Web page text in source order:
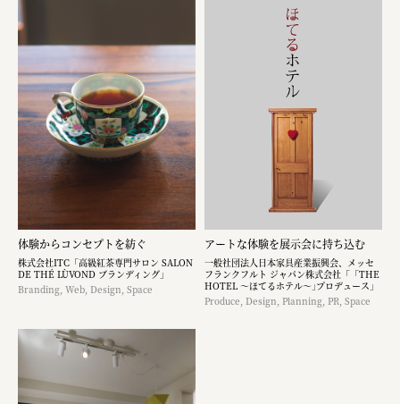
体験からコンセプトを紡ぐ
株式会社ITC「高級紅茶専門サロン SALON
DE THÉ LÙVOND ブランディング」
Branding, Web, Design, Space
アートな体験を展示会に持ち込む​
一般社団法人日本家具産業振興会、メッセ
フランクフルト ジャパン株式会社「「THE
HOTEL ～ほてるホテル～｣プロデュース」
Produce, Design, Planning, PR, Space